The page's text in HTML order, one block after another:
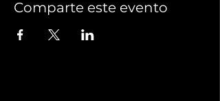
Comparte este evento